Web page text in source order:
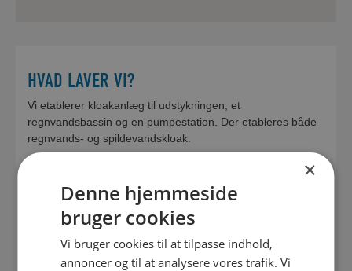
HVAD LAVER VI?
Vi etablerer kloakanlæg til udstykningen, et
regnvandsbassin og en pumpestation. Der etableres både
regnvands- og spildevandskloak.
Som en del af arbejdet moderniserer vi også kloakkerne i
Åsbækvænget. Herved kan alt regnvand fra Åsbækvænget
afkobles kloakken i Vonge.
EJERFORHOLD
Kommunal byggemodning
×
Denne hjemmeside
bruger cookies
Vi bruger cookies til at tilpasse indhold,
annoncer og til at analysere vores trafik. Vi